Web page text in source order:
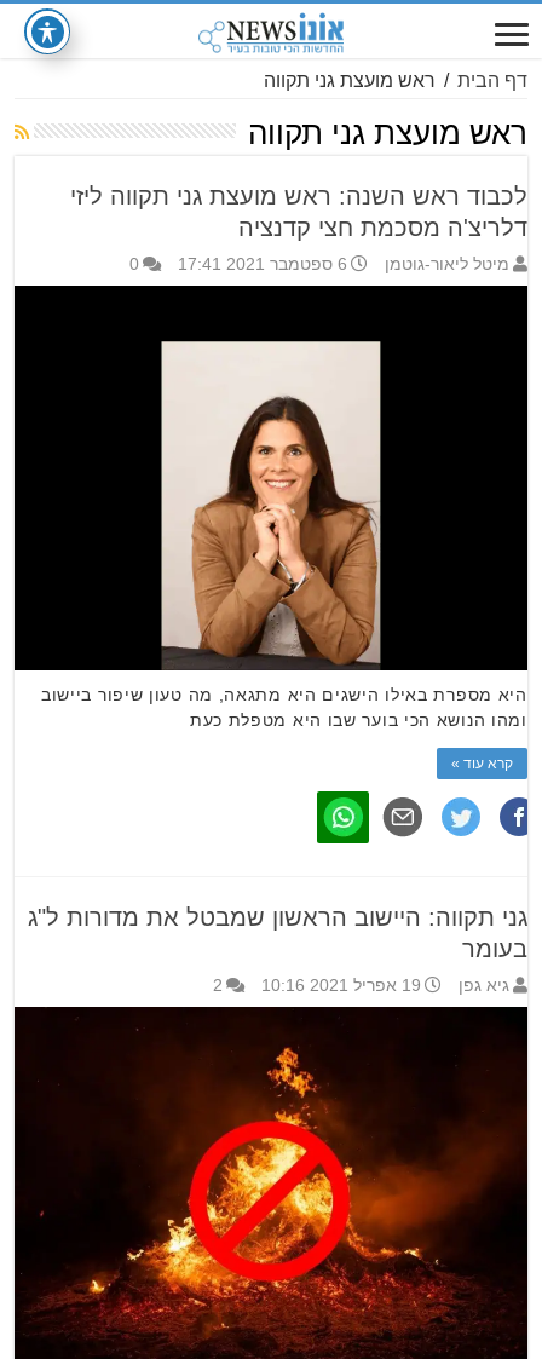
דף הבית / ראש מועצת גני תקווה
ראש מועצת גני תקווה
לכבוד ראש השנה: ראש מועצת גני תקווה ליזי
דלריצ'ה מסכמת חצי קדנציה
מיטל ליאור-גוטמן 6 ספטמבר 2021 17:41 0
היא מספרת באילו הישגים היא מתגאה, מה טעון שיפור ביישוב
ומהו הנושא הכי בוער שבו היא מטפלת כעת
קרא עוד »
גני תקווה: היישוב הראשון שמבטל את מדורות ל"ג
בעומר
גיא גפן 19 אפריל 2021 10:16 2